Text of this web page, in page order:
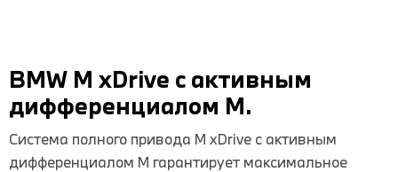
BMW M xDrive с активным
дифференциалом M.
Система полного привода M xDrive с активным
дифференциалом M гарантирует максимальное